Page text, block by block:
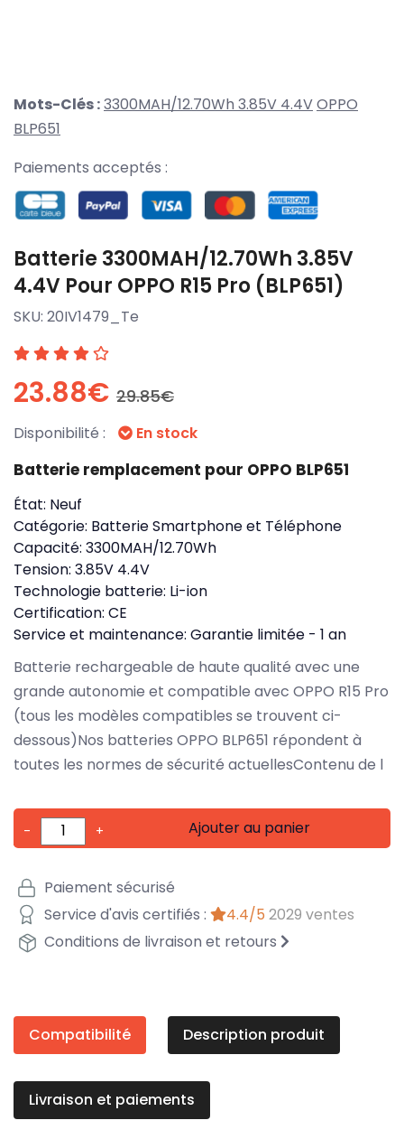
Mots-Clés :3300MAH/12.70Wh 3.85V 4.4VOPPO
BLP651
Paiements acceptés :
Batterie 3300MAH/12.70Wh 3.85V
4.4V Pour OPPO R15 Pro (BLP651)
SKU: 20IV1479_Te
23.88€ 29.85€
Disponibilité : En stock
Batterie remplacement pour OPPO BLP651
État: Neuf
Catégorie: Batterie Smartphone et Téléphone
Capacité: 3300MAH/12.70Wh
Tension: 3.85V 4.4V
Technologie batterie: Li-ion
Certification: CE
Service et maintenance: Garantie limitée - 1 an
Batterie rechargeable de haute qualité avec une
grande autonomie et compatible avec OPPO R15 Pro
(tous les modèles compatibles se trouvent ci-
dessous)Nos batteries OPPO BLP651 répondent à
toutes les normes de sécurité actuellesContenu de l
- + Ajouter au panier
Paiement sécurisé
Service d'avis certifiés :
4.4/5 2029 ventes
Conditions de livraison et retours
Compatibilité Description produit
Livraison et paiements